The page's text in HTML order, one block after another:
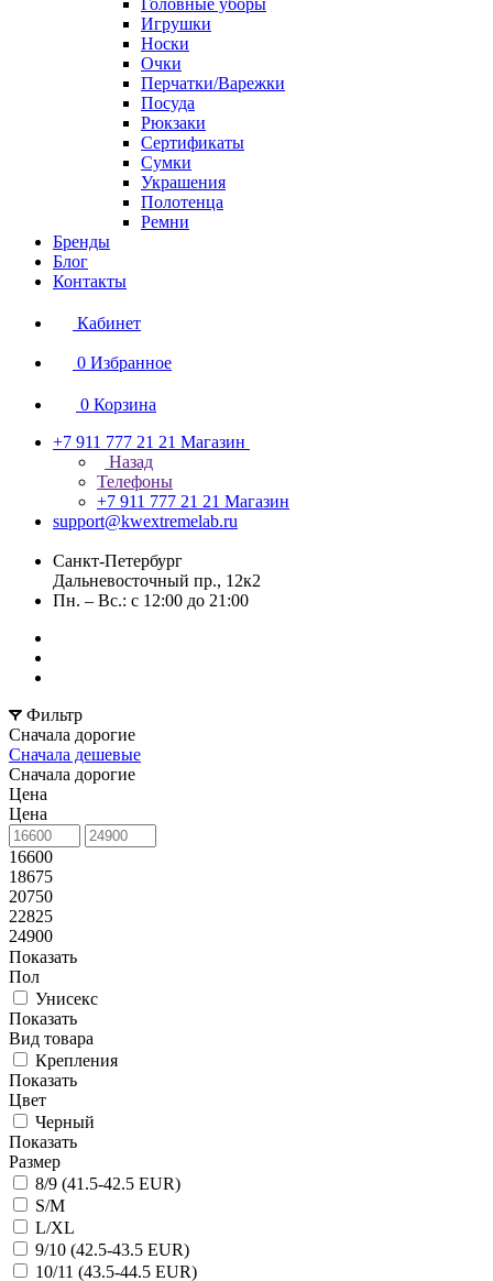
Головные уборы
Игрушки
Носки
Очки
Перчатки/Варежки
Посуда
Рюкзаки
Сертификаты
Сумки
Украшения
Полотенца
Ремни
Бренды
Блог
Контакты
Кабинет
0 Избранное
0 Корзина
+7 911 777 21 21 Магазин
Назад
Телефоны
+7 911 777 21 21 Магазин
support@kwextremelab.ru
Санкт-Петербург
Дальневосточный пр., 12к2
Пн. – Вс.: с 12:00 до 21:00
Фильтр
Сначала дорогие
Сначала дешевые
Сначала дорогие
Цена
Цена
16600
18675
20750
22825
24900
Показать
Пол
Унисекс
Показать
Вид товара
Крепления
Показать
Цвет
Черный
Показать
Размер
8/9 (41.5-42.5 EUR)
S/M
L/XL
9/10 (42.5-43.5 EUR)
10/11 (43.5-44.5 EUR)